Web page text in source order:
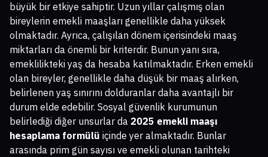
büyük bir etkiye sahiptir. Uzun yıllar çalışmış olan
bireylerin emekli maaşları genellikle daha yüksek
olmaktadır. Ayrıca, çalışılan dönem içerisindeki maaş
miktarları da önemli bir kriterdir. Bunun yanı sıra,
emeklilikteki yaş da hesaba katılmaktadır. Erken emekli
olan bireyler, genellikle daha düşük bir maaş alırken,
belirlenen yaş sınırını dolduranlar daha avantajlı bir
durum elde edebilir. Sosyal güvenlik kurumunun
belirlediği diğer unsurlar da 2025 emekli maaşı
hesaplama formülü içinde yer almaktadır. Bunlar
arasında prim gün sayısı ve emekli olunan tarihteki